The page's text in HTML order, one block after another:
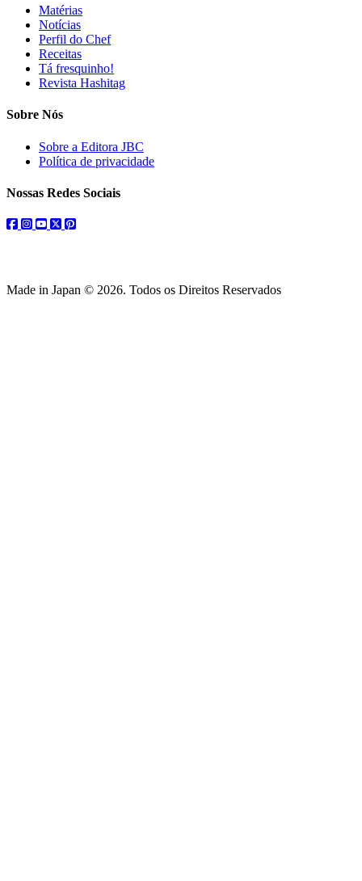
Matérias
Notícias
Perfil do Chef
Receitas
Tá fresquinho!
Revista Hashitag
Sobre Nós
Sobre a Editora JBC
Política de privacidade
Nossas Redes Sociais
facebook
instagram
youtube
twitterpinterest
Made in Japan © 2026. Todos os Direitos Reservados